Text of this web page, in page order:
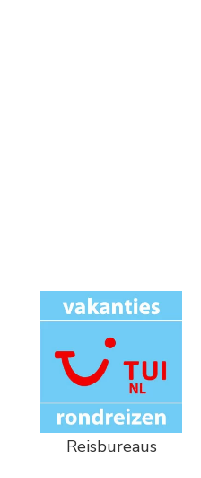
Reisbureaus